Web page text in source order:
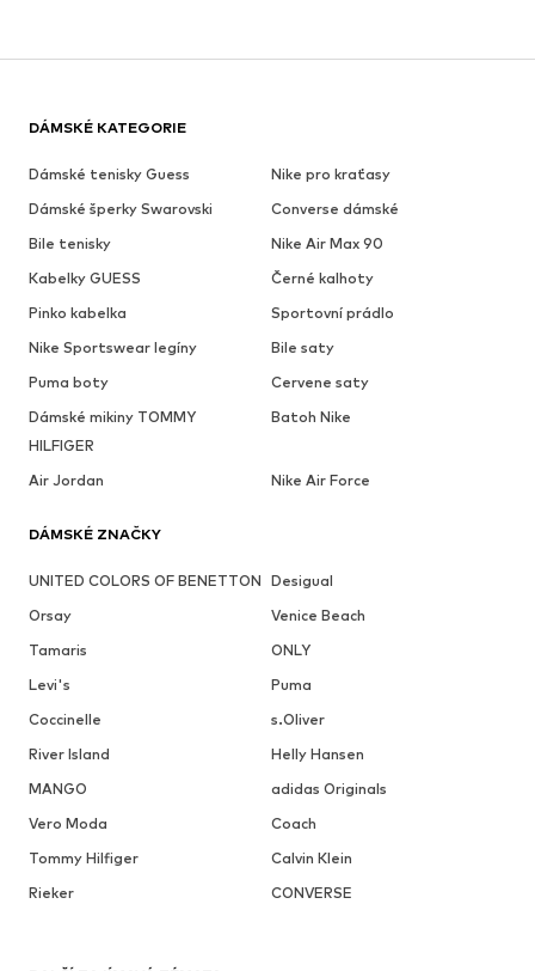
DÁMSKÉ KATEGORIE
Dámské tenisky Guess
Nike pro kraťasy
Dámské šperky Swarovski
Converse dámské
Bile tenisky
Nike Air Max 90
Kabelky GUESS
Černé kalhoty
Pinko kabelka
Sportovní prádlo
Nike Sportswear legíny
Bile saty
Puma boty
Cervene saty
Dámské mikiny TOMMY
HILFIGER
Batoh Nike
Air Jordan Nike Air Force
DÁMSKÉ ZNAČKY
UNITED COLORS OF BENETTON Desigual
Orsay
Venice Beach
Tamaris
ONLY
Levi's
Puma
Coccinelle
s.Oliver
River Island
Helly Hansen
MANGO
adidas Originals
Vero Moda
Coach
Tommy Hilfiger
Calvin Klein
Rieker
CONVERSE